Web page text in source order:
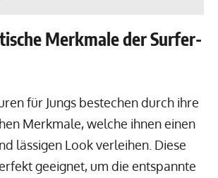
Merkmale der Surfer-
für Jungs bestechen durch ihre
Merkmale, welche ihnen einen
lässigen Look verleihen. Diese
geeignet, um die entspannte